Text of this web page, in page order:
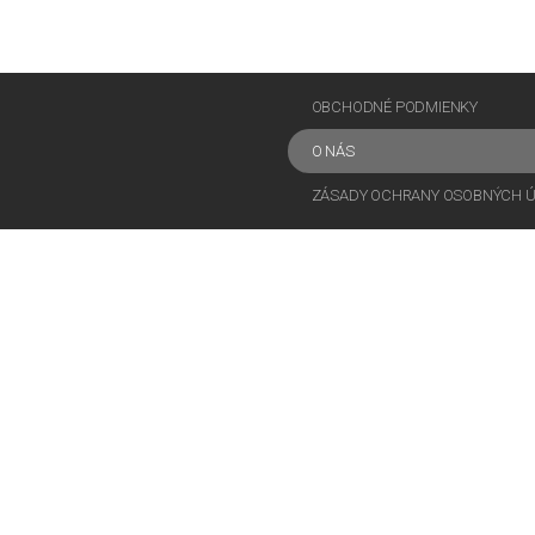
OBCHODNÉ PODMIENKY
O NÁS
ZÁSADY OCHRANY OSOBNÝCH